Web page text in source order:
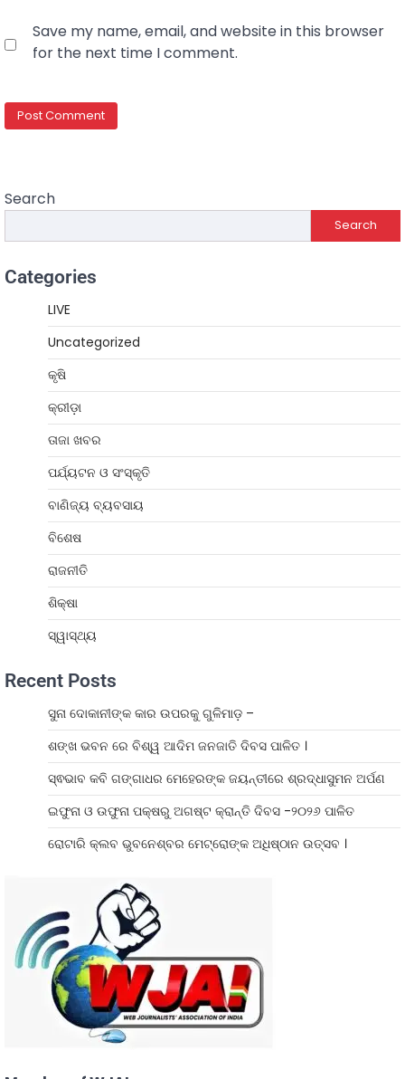
Save my name, email, and website in this browser
for the next time I comment.
Search
Search
Categories
LIVE
Uncategorized
କୃଷି
କ୍ରୀଡ଼ା
ତାଜା ଖବର
ପର୍ଯ୍ୟଟନ ଓ ସଂସ୍କୃତି
ବାଣିଜ୍ୟ ବ୍ୟବସାୟ
ବିଶେଷ
ରାଜନୀତି
ଶିକ୍ଷା
ସ୍ୱାସ୍ଥ୍ୟ
Recent Posts
ସୁନା ଦୋକାନୀଙ୍କ କାର ଉପରକୁ ଗୁଳିମାଡ଼ –
ଶଙ୍ଖ ଭବନ ରେ ବିଶ୍ୱ ଆଦିମ ଜନଜାତି ଦିବସ ପାଳିତ ।
ସ୍ଵଭାବ କବି ଗଙ୍ଗାଧର ମେହେରଙ୍କ ଜୟନ୍ତୀରେ ଶ୍ରଦ୍ଧାସୁମନ ଅର୍ପଣ
ଇଫୁନା ଓ ଉଫୁନା ପକ୍ଷରୁ ଅଗଷ୍ଟ କ୍ରାନ୍ତି ଦିବସ -୨୦୨୬ ପାଳିତ
ରୋଟାରି କ୍ଲବ ଭୁବନେଶ୍ବର ମେଟ୍ରୋଙ୍କ ଅଧିଷ୍ଠାନ ଉତ୍ସବ ।